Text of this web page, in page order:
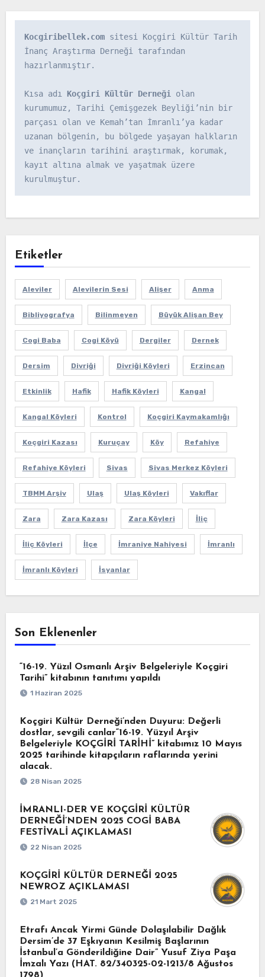
Kocgiribellek.com sitesi Koçgiri Kültür Tarih
İnanç Araştırma Derneği tarafından
hazırlanmıştır.
Kısa adı Koçgiri Kültür Derneği olan
kurumumuz, Tarihi Çemişgezek Beyliği’nin bir
parçası olan ve Kemah’tan İmranlı’ya kadar
uzanan bölgenin, bu bölgede yaşayan halkların
ve inançların tarihini araştırmak, korumak,
kayıt altına almak ve yaşatmak üzere
kurulmuştur.
Etiketler
Aleviler Alevilerin Sesi Alişer Anma
Bibliyografya Bilinmeyen Büyük Alişan Bey
Cogi Baba Cogi Köyü Dergiler Dernek
Dersim Divriği Divriği Köyleri Erzincan
Etkinlik Hafik Hafik Köyleri Kangal
Kangal Köyleri Kontrol Koçgiri Kaymakamlığı
Koçgiri Kazası Kuruçay Köy Refahiye
Refahiye Köyleri Sivas Sivas Merkez Köyleri
TBMM Arşiv Ulaş Ulaş Köyleri Vakıflar
Zara Zara Kazası Zara Köyleri İliç
İliç Köyleri İlçe İmraniye Nahiyesi İmranlı
İmranlı Köyleri İsyanlar
Son Eklenenler
“16-19. Yüzıl Osmanlı Arşiv Belgeleriyle Koçgiri
Tarihi” kitabının tanıtımı yapıldı
1 Haziran 2025
Koçgiri Kültür Derneği’nden Duyuru: Değerli
dostlar, sevgili canlar“16-19. Yüzyıl Arşiv
Belgeleriyle KOÇGİRİ TARİHİ” kitabımız 10 Mayıs
2025 tarihinde kitapçıların raflarında yerini
alacak.
28 Nisan 2025
İMRANLI-DER VE KOÇGİRİ KÜLTÜR
DERNEĞİ’NDEN 2025 COGİ BABA
FESTİVALİ AÇIKLAMASI
22 Nisan 2025
KOÇGİRİ KÜLTÜR DERNEĞİ 2025
NEWROZ AÇIKLAMASI
21 Mart 2025
Etrafı Ancak Yirmi Günde Dolaşılabilir Dağlık
Dersim’de 37 Eşkıyanın Kesilmiş Başlarının
İstanbul’a Gönderildiğine Dair” Yusuf Ziya Paşa
İmzalı Yazı (HAT. 82/340325-02-1213/8 Ağustos